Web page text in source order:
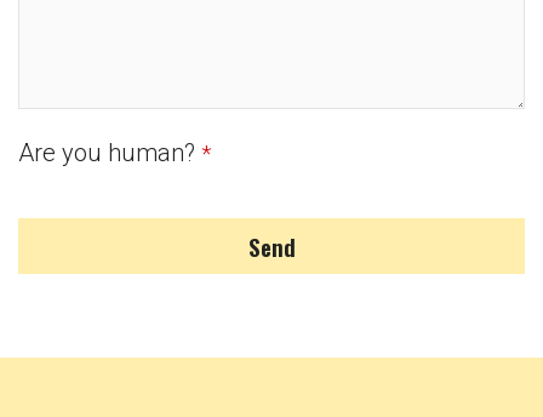
Are you human? *
Send